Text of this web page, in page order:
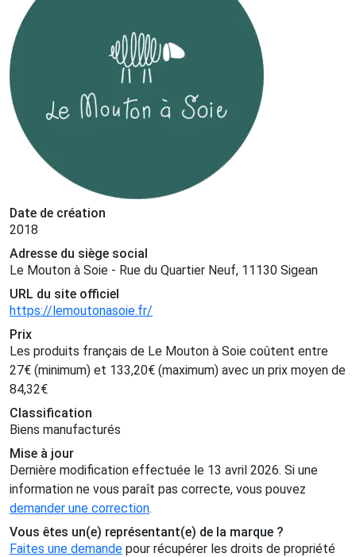
Date de création
2018
Adresse du siège social
Le Mouton à Soie - Rue du Quartier Neuf, 11130 Sigean
URL du site officiel
https://lemoutonasoie.fr/
Prix
Les produits français de Le Mouton à Soie coûtent entre
27€ (minimum) et 133,20€ (maximum) avec un prix moyen de
84,32€
Classification
Biens manufacturés
Mise à jour
Dernière modification effectuée le 13 avril 2026. Si une
information ne vous paraît pas correcte, vous pouvez
demander une correction.
Vous êtes un(e) représentant(e) de la marque ?
Faites une demande pour récupérer les droits de propriété